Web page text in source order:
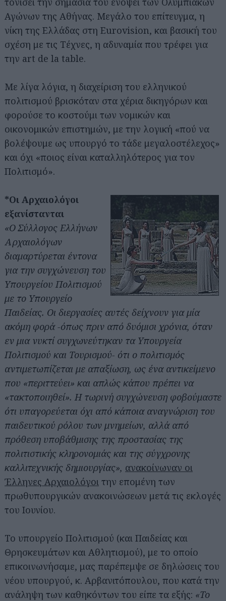
Αγώνων της Αθήνας. Μεγάλο του επίτευγμα, η
νίκη της Ελλάδας στη Eurovision, και βασική του
σχέση με τις Τέχνες, η αδυναμία που τρέφει για
την art de la table.
Με λίγα λόγια, η διαχείριση του ελληνικού
πολιτισμού βρισκόταν στα χέρια δικηγόρων και
φορούσε το κοστούμι των νομικών και
οικονομικών επιστημών, με την λογική «πού να
βολέψουμε ως υπουργό το τάδε μεγαλοστέλεχος»
και όχι «ποιος είναι καταλληλότερος για τον
Πολιτισμό».
*Οι Αρχαιολόγοι
εξανίστανται
«Ο Σύλλογος Ελλήνων
Αρχαιολόγων
διαμαρτύρεται έντονα
για την συγχώνευση του
Υπουργείου Πολιτισμού
με το Υπουργείο
Παιδείας. Οι διεργασίες αυτές δείχνουν για μία
ακόμη φορά -όπως πριν από δυόμισι χρόνια, όταν
εν μια νυκτί συγχωνεύτηκαν τα Υπουργεία
Πολιτισμού και Τουρισμού- ότι ο πολιτισμός
αντιμετωπίζεται με απαξίωση, ως ένα αντικείμενο
που «περιττεύει» και απλώς κάπου πρέπει να
«τακτοποιηθεί». Η τωρινή συγχώνευση φοβούμαστε
ότι υπαγορεύεται όχι από κάποια αναγνώριση του
παιδευτικού ρόλου των μνημείων, αλλά από
πρόθεση υποβάθμισης της προστασίας της
πολιτιστικής κληρονομιάς και της σύγχρονης
καλλιτεχνικής δημιουργίας», ανακοίνωναν οι
Έλληνες Αρχαιολόγοι την επομένη των
πρωθυπουργικών ανακοινώσεων μετά τις εκλογές
του Ιουνίου.
Το υπουργείο Πολιτισμού (και Παιδείας και
Θρησκευμάτων και Αθλητισμού), με το οποίο
επικοινωνήσαμε, μας παρέπεμψε σε δηλώσεις του
νέου υπουργού, κ. Αρβανιτόπουλου, που κατά την
ανάληψη των καθηκόντων του είπε τα εξής: «Το